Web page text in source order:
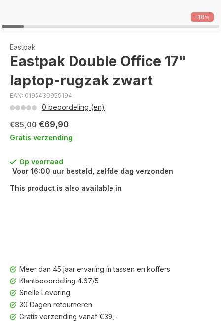
-18%
Eastpak
Eastpak Double Office 17"
laptop-rugzak zwart
EAN: 0195439959194
0 beoordeling (en)
€85,00 €69,90
Gratis verzending
Op voorraad
Voor 16:00 uur besteld, zelfde dag verzonden
This product is also available in
Meer dan 45 jaar ervaring in tassen en koffers
Klantbeoordeling 4.67/5
Snelle Levering
30 Dagen retourneren
Gratis verzending vanaf €39,-